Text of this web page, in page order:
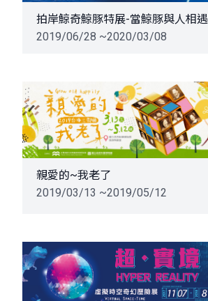
拍岸鯨奇鯨豚特展-當鯨豚與人相遇
2019/06/28 ~2020/03/08
親愛的~我老了
2019/03/13 ~2019/05/12